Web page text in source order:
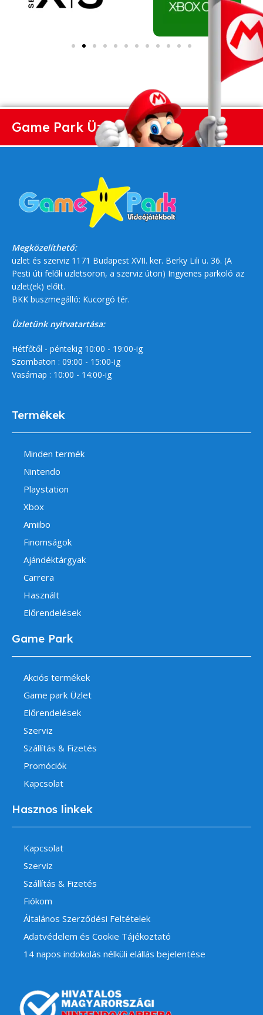
Game Park Üzlet
Megközelíthető:
üzlet és szerviz 1171 Budapest XVII. ker. Berky Lili u. 36. (A
Pesti úti felőli üzletsoron, a szerviz úton) Ingyenes parkoló az
üzlet(ek) előtt.
BKK buszmegálló: Kucorgó tér.
Üzletünk nyitvatartása:
Hétfőtől - péntekig 10:00 - 19:00-ig
Szombaton : 09:00 - 15:00-ig
Vasárnap : 10:00 - 14:00-ig
Termékek
Minden termék
Nintendo
Playstation
Xbox
Amiibo
Finomságok
Ajándéktárgyak
Carrera
Használt
Előrendelések
Game Park
Akciós termékek
Game park Üzlet
Előrendelések
Szerviz
Szállítás & Fizetés
Promóciók
Kapcsolat
Hasznos linkek
Kapcsolat
Szerviz
Szállítás & Fizetés
Fiókom
Általános Szerződési Feltételek
Adatvédelem és Cookie Tájékoztató
14 napos indokolás nélküli elállás bejelentése